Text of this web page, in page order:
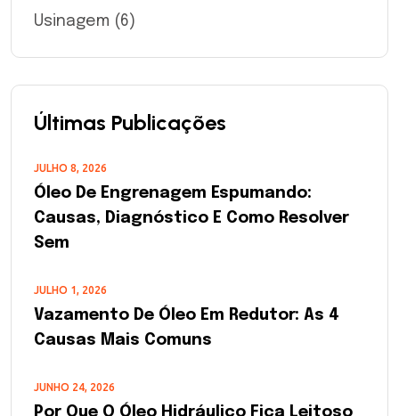
Usinagem (6)
Últimas Publicações
JULHO 8, 2026
Óleo De Engrenagem Espumando:
Causas, Diagnóstico E Como Resolver
Sem
JULHO 1, 2026
Vazamento De Óleo Em Redutor: As 4
Causas Mais Comuns
JUNHO 24, 2026
Por Que O Óleo Hidráulico Fica Leitoso